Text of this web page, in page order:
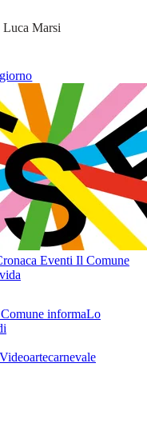
Marsi
Eventi Il Comune
informaLo
Videoartecarnevale